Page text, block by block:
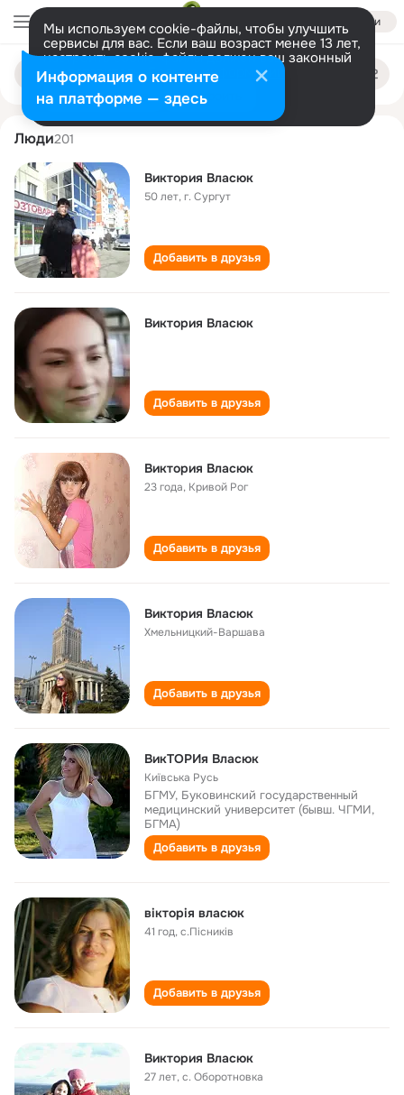
Войти
Мы используем cookie-файлы, чтобы улучшить
сервисы для вас. Если ваш возраст менее 13 лет,
настроить cookie-файлы должен ваш законный
представитель. Больше информации
Разрешить все Настроить
Поиск
людям
viktoriya vlasyuk
Люди201
Виктория Власюк
50 лет,г. Сургут
Добавить в друзья
Виктория Власюк
Добавить в друзья
Виктория Власюк
23 года, Кривой Рог
Добавить в друзья
Виктория Власюк
Хмельницкий-Варшава
Добавить в друзья
ВикТОРИя Власюк
Київська Русь
БГМУ, Буковинский государственный
медицинский университет (бывш. ЧГМИ,
БГМА)
Добавить в друзья
вікторія власюк
41 год,с.Пісників
Добавить в друзья
Виктория Власюк
27 лет,с. Оборотновка
Информация о контенте
на платформе — здесь